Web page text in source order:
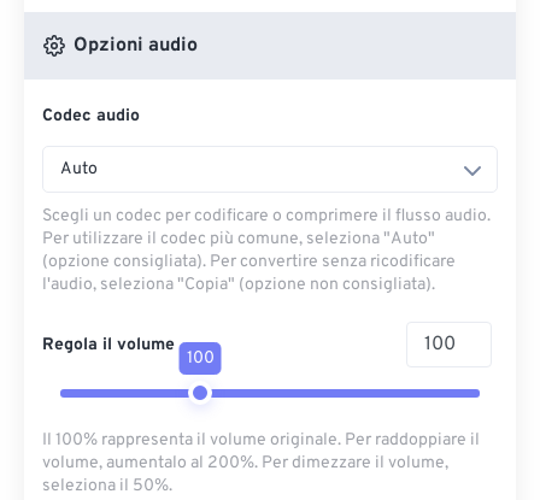
Opzioni audio
Codec audio
Auto
Scegli un codec per codificare o comprimere il flusso audio.
Per utilizzare il codec più comune, seleziona "Auto"
(opzione consigliata). Per convertire senza ricodificare
l'audio, seleziona "Copia" (opzione non consigliata).
Regola il volume
100
Il 100% rappresenta il volume originale. Per raddoppiare il
volume, aumentalo al 200%. Per dimezzare il volume,
seleziona il 50%.